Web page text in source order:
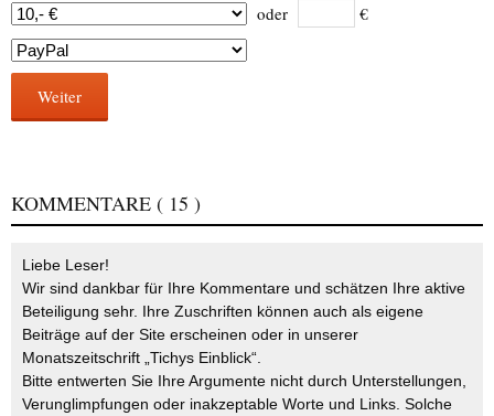
oder €
Weiter
KOMMENTARE ( 15 )
Liebe Leser!
Wir sind dankbar für Ihre Kommentare und schätzen Ihre aktive
Beteiligung sehr. Ihre Zuschriften können auch als eigene
Beiträge auf der Site erscheinen oder in unserer
Monatszeitschrift „Tichys Einblick“.
Bitte entwerten Sie Ihre Argumente nicht durch Unterstellungen,
Verunglimpfungen oder inakzeptable Worte und Links. Solche